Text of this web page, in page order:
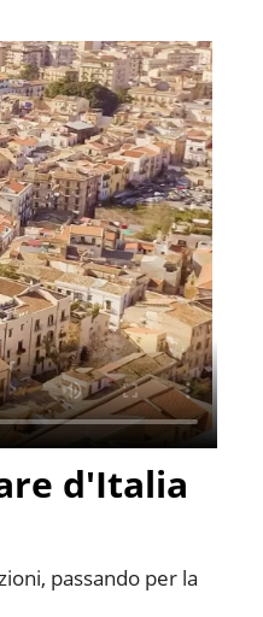
d'Italia
passando per la